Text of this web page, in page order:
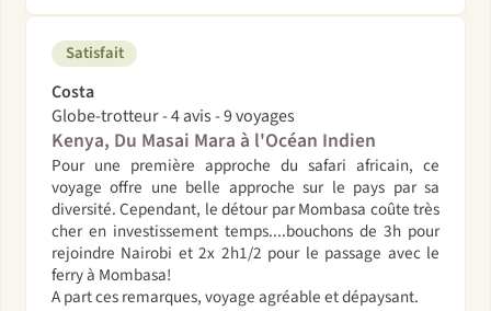
Satisfait
Costa
Globe-trotteur - 4 avis - 9 voyages
Kenya, Du Masai Mara à l'Océan Indien
Pour une première approche du safari africain, ce
voyage offre une belle approche sur le pays par sa
diversité. Cependant, le détour par Mombasa coûte très
cher en investissement temps....bouchons de 3h pour
rejoindre Nairobi et 2x 2h1/2 pour le passage avec le
ferry à Mombasa!
A part ces remarques, voyage agréable et dépaysant.